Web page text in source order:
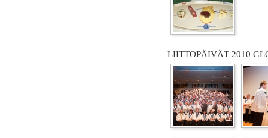
LIITTOPÄIVÄT 2010